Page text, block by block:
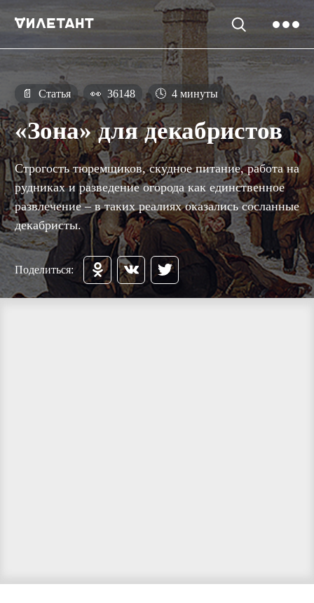
📄 Статья 👀 36148 🕓 4 минуты
«Зона» для декабристов
Строгость тюремщиков, скудное питание, работа на
рудниках и разведение огорода как единственное
развлечение – в таких реалиях оказались сосланные
декабристы.
Поделиться: